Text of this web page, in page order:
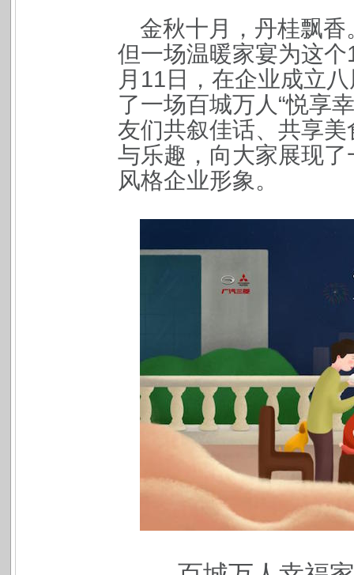
金秋十月，丹桂飘
但一场温暖家宴为这
月11日，在企业成立
了一场百城万人“悦享
友们共叙佳话、共享
与乐趣，向大家展现
风格企业形象。